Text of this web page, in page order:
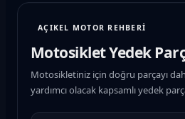
AÇIKEL MOTOR REHBERİ
Motosiklet Yedek
Motosikletiniz için doğru parçayı
yardımcı olacak kapsamlı yedek